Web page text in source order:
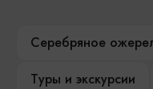
Серебряное
Туры и экскурсии